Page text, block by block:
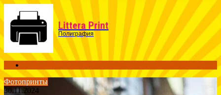
Menu
Littera Print
Полиграфия
for
Фотопринты
30.11.2024